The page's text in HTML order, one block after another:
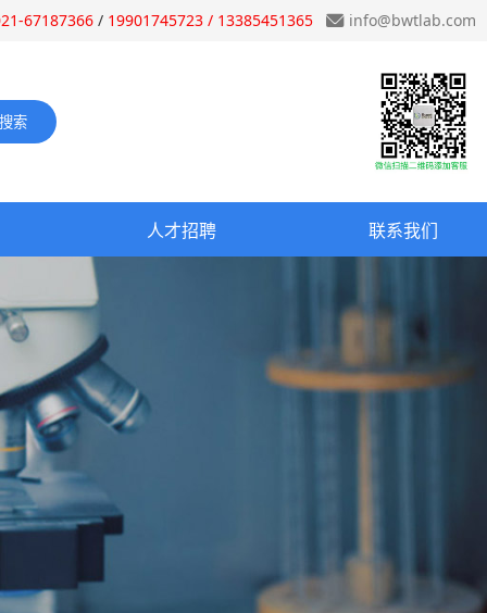
67187366 / 19901745723 / 13385451365 info@bwtlab.com
人才招聘 联系我们